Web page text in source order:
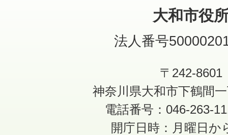
大和市役
法人番号
〒242-8601
神奈川県大和市下鶴間
電話番号：046-263-
開庁日時：月曜日か